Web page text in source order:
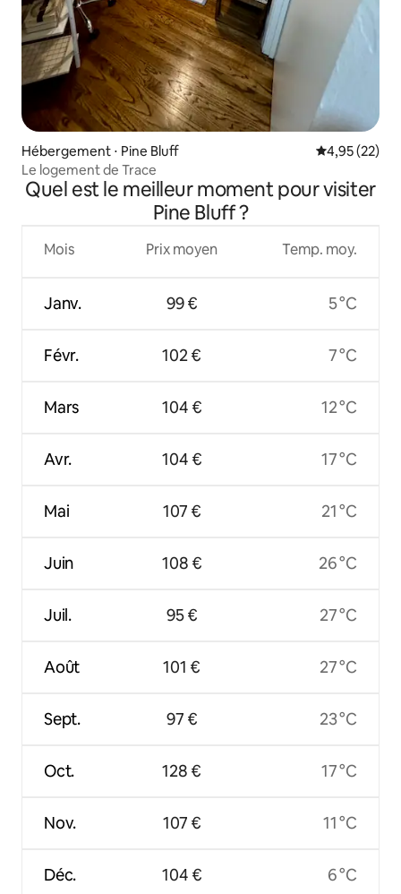
Hébergement ⋅ Pine Bluff Évaluation
4,95 (22)
Le logement de Trace
Quel est le meilleur moment pour visiter
Pine Bluff ?
Mois
Janv.
Févr.
Mars
Avr.
Mai
Juin
Juil.
Août
Sept.
Oct.
Nov.
Déc.
Prix moyen
99 €
102 €
104 €
104 €
107 €
108 €
95 €
101 €
97 €
128 €
107 €
104 €
Temp. moy.
5 °C
7 °C
12 °C
17 °C
21 °C
26 °C
27 °C
27 °C
23 °C
17 °C
11 °C
6 °C